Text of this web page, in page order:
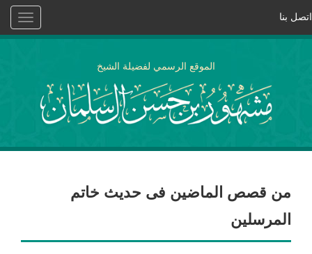
Toggle
اتصل بنا
الموقع الرسمي لفضيلة الشيخ
من قصص الماضين فى حديث خاتم
المرسلين